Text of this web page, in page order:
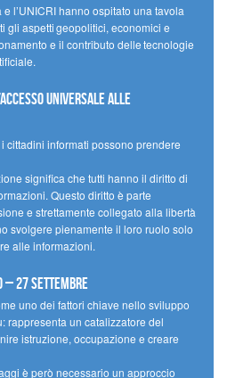
l’UNICRI hanno ospitato una tavola
gli aspetti geopolitici, economici e
e il contributo delle tecnologie
universale alle
cittadini informati possono prendere
significa che tutti hanno il diritto di
Questo diritto è parte
e strettamente collegato alla libertà
svolgere pienamente il loro ruolo solo
alle informazioni.
– 27 settembre
uno dei fattori chiave nello sviluppo
rappresenta un catalizzatore del
istruzione, occupazione e creare
è però necessario un approccio